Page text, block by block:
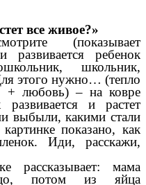
все живое?»
(показывает
ребенок
школьник,
этого нужно… (тепло
+ любовь) – на ковре
и растет
выбыли, какими стали
показано, как
Иди, расскажи,
рассказывает: мама
потом из яйца